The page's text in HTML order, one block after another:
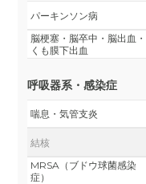
パーキンソン病
脳梗塞・脳卒中・脳出血・
くも膜下出血
呼吸器系・感染症
喘息・気管支炎
結核
MRSA（ブドウ球菌感染
症）